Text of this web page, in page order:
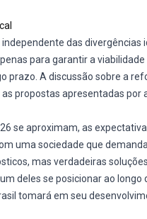
das
para garantir a
prazo. A discussão sobre a
propostas apresentadas por
se aproximam, as
uma sociedade que
mas verdadeiras
deles se posicionar ao
tomará em seu